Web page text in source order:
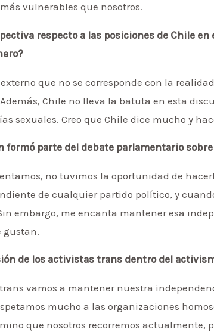
vulnerables que nosotros.
respecto a las posiciones de Chile
que no se corresponde con la
Chile no lleva la batuta en esta
sexuales. Creo que Chile dice mucho y
formó parte del debate parlamentario
no tuvimos la oportunidad de
de cualquier partido político, y
embargo, me encanta mantener esa
gustan.
de los activistas trans dentro del
vamos a mantener nuestra
mucho a las organizaciones
que nosotros recorremos actualmente,